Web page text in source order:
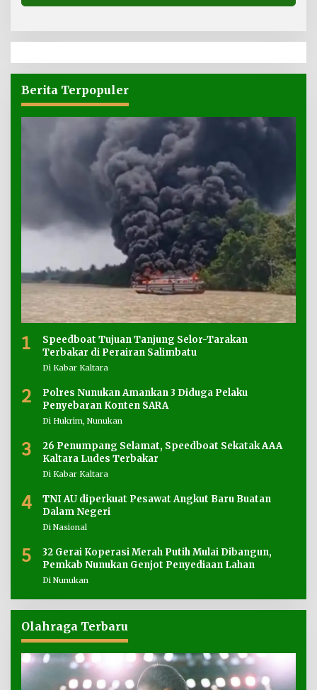
Berita Terpopuler
1
Speedboat Tujuan Tanjung Selor-Tarakan
Terbakar di Perairan Salimbatu
Di Kabar Kaltara
2
Polres Nunukan Amankan 3 Diduga Pelaku
Penyebaran Konten SARA
Di Hukrim, Nunukan
3
26 Penumpang Selamat, Speedboat Sekatak AAA
Kaltara Ludes Terbakar
Di Kabar Kaltara
4
TNI AU diperkuat Pesawat Angkut Baru Buatan
Dalam Negeri
Di Nasional
5
32 Gerai Koperasi Merah Putih Mulai Dibangun,
Pemkab Nunukan Genjot Penyediaan Lahan
Di Nunukan
Olahraga Terbaru